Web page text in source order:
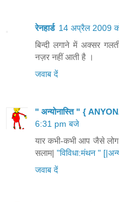
रेनहार्ड 14 अप्रैल 2009
बिन्दी लगाने में अक्सर
नज़र नहीं आती है ।
जवाब दें
'' अन्योनास्ति " {
6:31 pm बजे
यार कभी-कभी आप जैसे लोग
सलाम| "विविधा:मंथन "
जवाब दें